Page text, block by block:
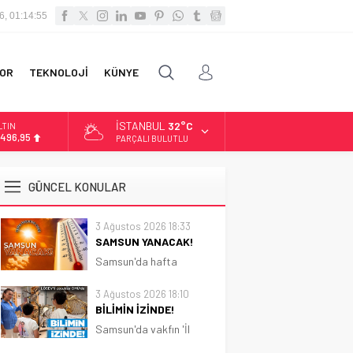
01:14:57
TEKNOLOJİ KÜNYE
İSTANBUL 32°C
PARÇALI BULUTLU
GÜNCEL KONULAR
3 Ağustos 2026 18:33
SAMSUN YANACAK!
Samsun'da hafta
hava etkili olacak.
Sıcaklık 31 dereceye
kadar çıkacak
3 Ağustos 2026 18:10
BİLİMİN İZİNDE!
Samsun'da vakfın 'İl